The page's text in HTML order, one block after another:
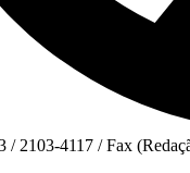
/ 2103-4117 / Fax